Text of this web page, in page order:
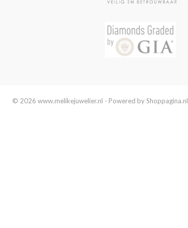
© 2026 www.melikejuwelier.nl - Powered by Shoppagina.nl